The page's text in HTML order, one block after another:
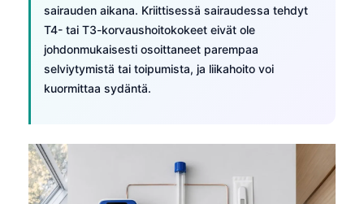
sairauden aikana. Kriittisessä sairaudessa tehdyt
T4- tai T3-korvaushoitokokeet eivät ole
johdonmukaisesti osoittaneet parempaa
selviytymistä tai toipumista, ja liikahoito voi
kuormittaa sydäntä.
Azərbaycan dili
Eesti
日本語
ქართული
Русский
Lietuvių kalba
Polski